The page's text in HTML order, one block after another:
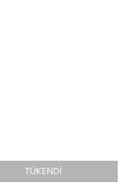
TÜKENDİ